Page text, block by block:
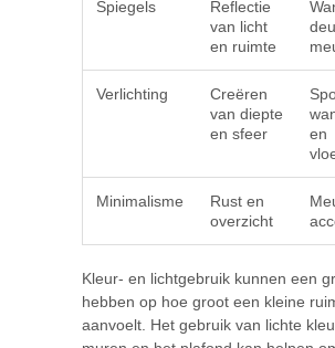
Spiegels
Reflectie
van licht
en ruimte
Verlichting
Creëren
van diepte
en sfeer
en
Minimalisme
Rust en
overzicht
Kleur- en lichtgebruik kunnen een
hebben op hoe groot een kleine
aanvoelt. Het gebruik van lichte